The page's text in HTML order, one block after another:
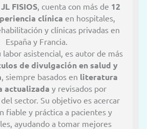
JL FISIOS, cuenta con más de 12
clínica en hospitales,
y clínicas privadas en
España y Francia.
labor asistencial, es autor de más
de divulgación en salud y
, siempre basados en literatura
actualizada y revisados por
sector. Su objetivo es acercar
fiable y práctica a pacientes y
ayudando a tomar mejores